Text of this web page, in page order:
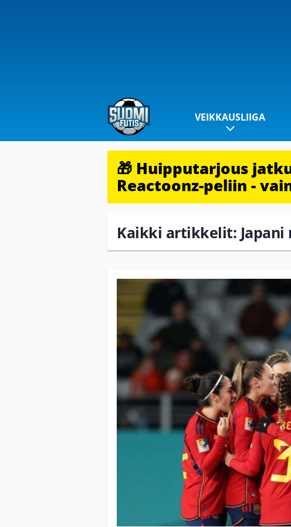
VEIKKAUSLIIGA
🎁 Huipputarjous
Reactoonz-peliin -
Kaikki artikkelit: Japani